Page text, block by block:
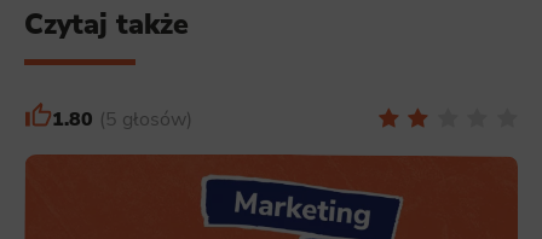
Czytaj także
1.80 5 głosów